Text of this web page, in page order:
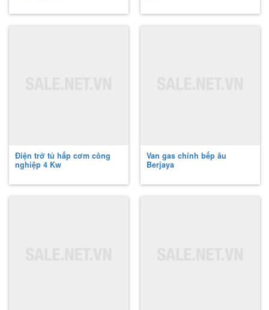
Điện trở tủ hấp cơm công
nghiệp 4 Kw
Van gas chính bếp âu
Berjaya